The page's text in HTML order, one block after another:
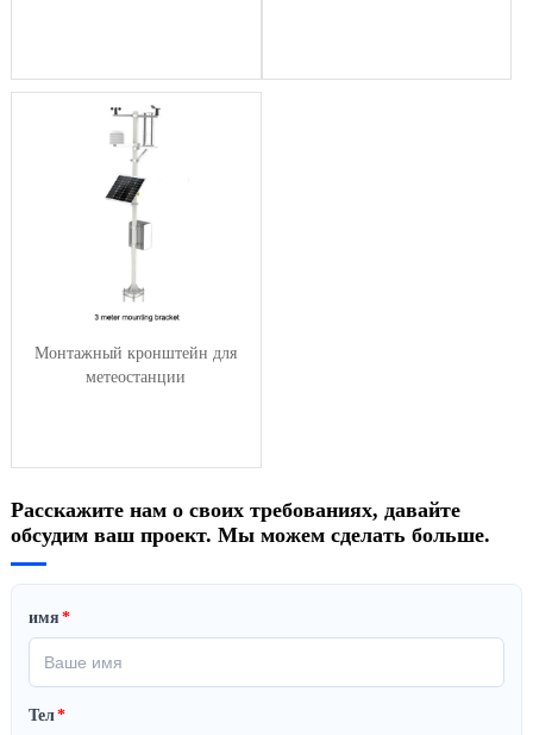
Монтажный кронштейн для
метеостанции
Расскажите нам о своих требованиях, давайте
обсудим ваш проект. Мы можем сделать больше.
имя *
Тел*